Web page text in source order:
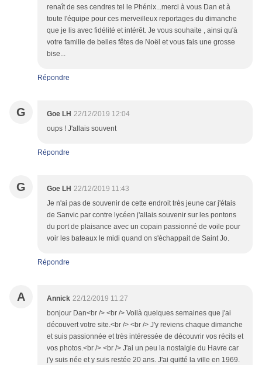
renaît de ses cendres tel le Phénix...merci à vous Dan et à
toute l'équipe pour ces merveilleux reportages du dimanche
que je lis avec fidélité et intérêt. Je vous souhaite , ainsi qu'à
votre famille de belles fêtes de Noël et vous fais une grosse
bise...
Répondre
G Goe LH 22/12/2019 12:04
oups ! J'allais souvent
Répondre
G Goe LH 22/12/2019 11:43
Je n'ai pas de souvenir de cette endroit très jeune car j'étais
de Sanvic par contre lycéen j'allais souvenir sur les pontons
du port de plaisance avec un copain passionné de voile pour
voir les bateaux le midi quand on s'échappait de Saint Jo.
Répondre
A Annick 22/12/2019 11:27
bonjour Dan<br /> <br /> Voilà quelques semaines que j'ai
découvert votre site.<br /> <br /> J'y reviens chaque dimanche
et suis passionnée et très intéressée de découvrir vos récits et
vos photos.<br /> <br /> J'ai un peu la nostalgie du Havre car
j'y suis née et y suis restée 20 ans. J'ai quitté la ville en 1969.